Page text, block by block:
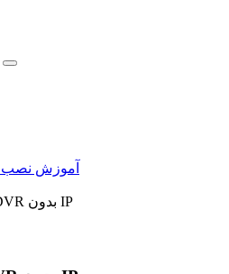
آموزش نصب
آموزش انتقال تصویر DVR بدون IP